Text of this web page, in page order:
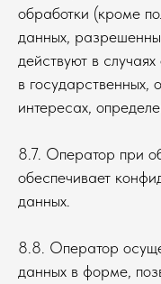
обработки (кроме
данных,
действуют в
в государственных,
интересах,
8.7. Оператор при
обеспечивает
данных.
8.8. Оператор
данных в форме,